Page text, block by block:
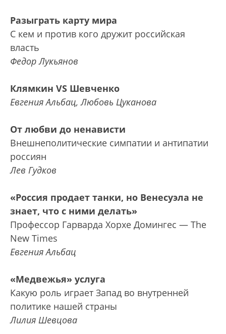
Разыграть карту мира
С кем и против кого дружит российская
власть
Федор Лукьянов
Клямкин VS Шевченко
Евгения Альбац, Любовь Цуканова
От любви до ненависти
Внешнеполитические симпатии и антипатии
россиян
Лев Гудков
«Россия продает танки, но Венесуэла не
знает, что с ними делать»
Профессор Гарварда Хорхе Домингес — The
New Times
Евгения Альбац
«Медвежья» услуга
Какую роль играет Запад во внутренней
политике нашей страны
Лилия Шевцова